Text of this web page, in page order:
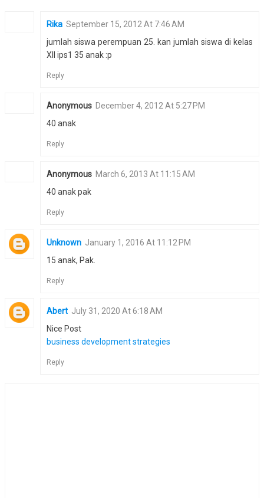
Rika September 15, 2012 At 7:46 AM
jumlah siswa perempuan 25. kan jumlah siswa di kelas
XII ips1 35 anak :p
Reply
Anonymous December 4, 2012 At 5:27 PM
40 anak
Reply
Anonymous March 6, 2013 At 11:15 AM
40 anak pak
Reply
Unknown January 1, 2016 At 11:12 PM
15 anak, Pak.
Reply
Abert July 31, 2020 At 6:18 AM
Nice Post
business development strategies
Reply